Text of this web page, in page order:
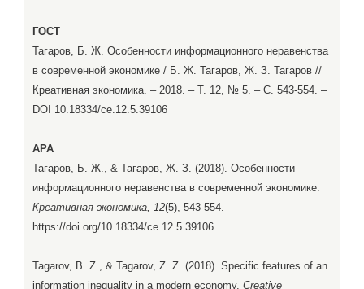
ГОСТ
Тагаров, Б. Ж. Особенности информационного неравенства
в современной экономике / Б. Ж. Тагаров, Ж. З. Тагаров //
Креативная экономика. – 2018. – Т. 12, № 5. – С. 543-554. –
DOI 10.18334/ce.12.5.39106
APA
Тагаров, Б. Ж., & Тагаров, Ж. З. (2018). Особенности
информационного неравенства в современной экономике.
Креативная экономика, 12(5), 543-554.
https://doi.org/10.18334/ce.12.5.39106
Tagarov, B. Z., & Tagarov, Z. Z. (2018). Specific features of an
information inequality in a modern economy. Creative